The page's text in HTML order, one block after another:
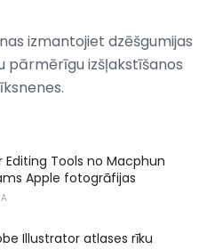
izmantojiet dzēšgumijas
pārmērīgu izšļakstīšanos
Editing Tools no Macphun
Apple fotogrāfijas
Illustrator atlases rīku